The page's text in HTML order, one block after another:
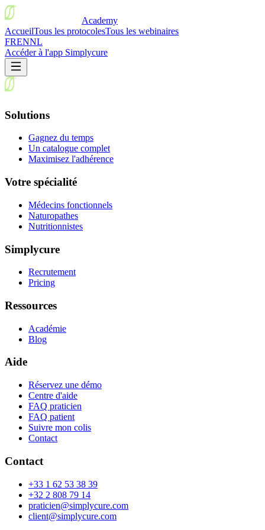
Academy
AccueilTous les protocolesTous les webinaires
FRENNL
Accéder à l'app Simplycure
Solutions
Gagnez du temps
Un catalogue complet
Maximisez l'adhérence
Votre spécialité
Médecins fonctionnels
Naturopathes
Nutritionnistes
Simplycure
Recrutement
Pricing
Ressources
Académie
Blog
Aide
Réservez une démo
Centre d'aide
FAQ praticien
FAQ patient
Suivre mon colis
Contact
Contact
+33 1 62 53 38 39
+32 2 808 79 14
praticien@simplycure.com
client@simplycure.com